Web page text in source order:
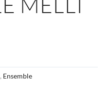
, Ensemble